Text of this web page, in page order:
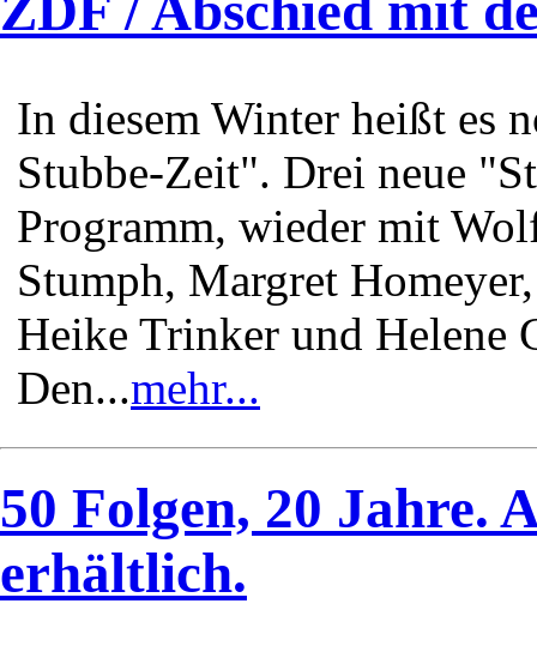
In diesem Winter heißt es
Stubbe-Zeit". Drei neue
Programm, wieder mit
Stumph, Margret
Heike Trinker und Helene
Den...mehr...
50 Folgen, 20 Jahre.
erhältlich.